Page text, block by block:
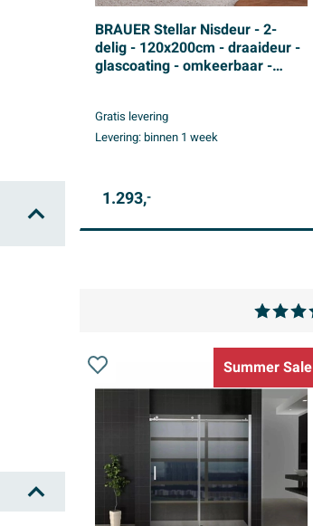
BRAUER Stellar Nisdeur - 2-
delig - 120x200cm - draaideur -
glascoating - omkeerbaar -
Gratis levering
Levering:binnen 1 week
1.293,-
Summer Sale